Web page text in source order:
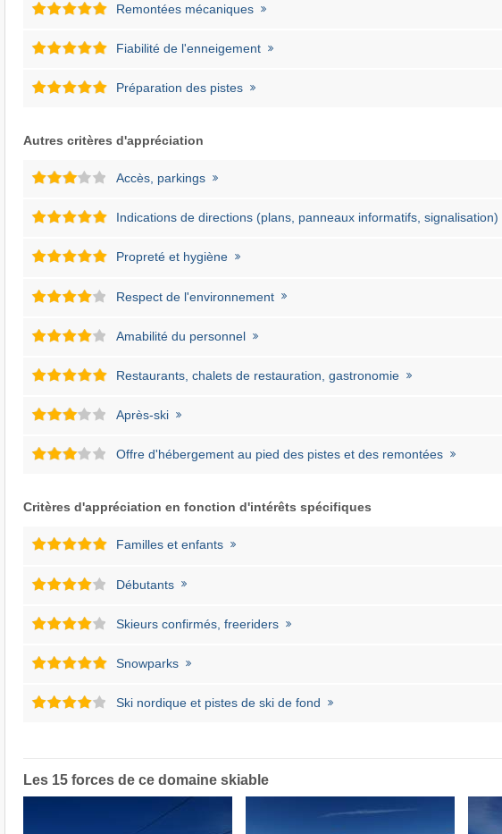
Remontées mécaniques
Fiabilité de l'enneigement
Préparation des pistes
Autres critères d'appréciation
Accès, parkings
Indications de directions (plans, panneaux informatifs, signalisation)
Propreté et hygiène
Respect de l'environnement
Amabilité du personnel
Restaurants, chalets de restauration, gastronomie
Après-ski
Offre d'hébergement au pied des pistes et des remontées
Critères d'appréciation en fonction d'intérêts spécifiques
Familles et enfants
Débutants
Skieurs confirmés, freeriders
Snowparks
Ski nordique et pistes de ski de fond
Les 15 forces de ce domaine skiable